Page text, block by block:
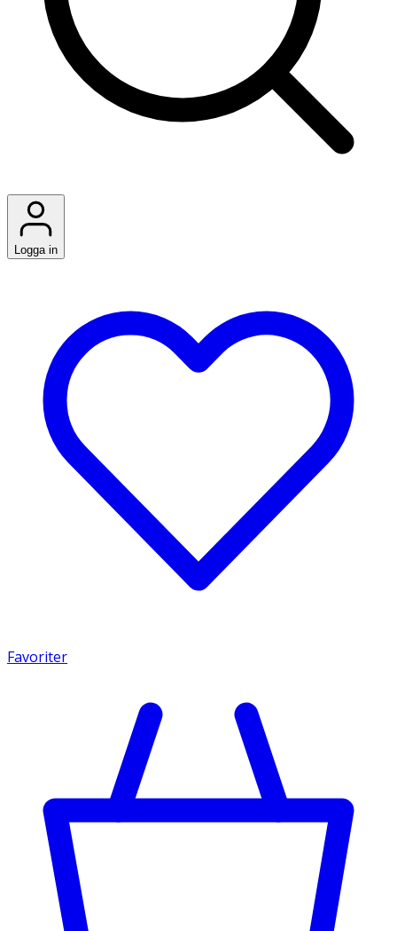
Logga in
Favoriter